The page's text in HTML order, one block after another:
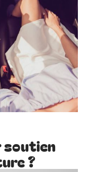
soutien
?